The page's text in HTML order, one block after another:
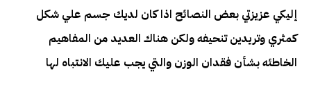
إليكي عزيزتي بعض النصائح اذا كان لديك جسم علي شكل
كمثري وتريدين تنحيفه ولكن هناك العديد من المفاهيم
الخاطئه بشأن فقدان الوزن والتي يجب عليك الانتباه لها